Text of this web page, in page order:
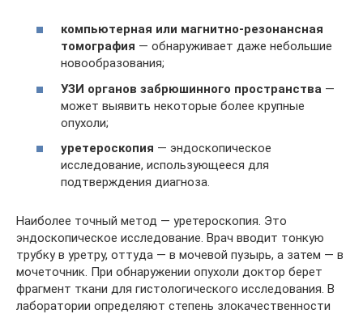
компьютерная или магнитно-резонансная
томография — обнаруживает даже небольшие
новообразования;
УЗИ органов забрюшинного пространства —
может выявить некоторые более крупные
опухоли;
уретероскопия — эндоскопическое
исследование, использующееся для
подтверждения диагноза.
Наиболее точный метод — уретероскопия. Это
эндоскопическое исследование. Врач вводит тонкую
трубку в уретру, оттуда — в мочевой пузырь, а затем — в
мочеточник. При обнаружении опухоли доктор берет
фрагмент ткани для гистологического исследования. В
лаборатории определяют степень злокачественности